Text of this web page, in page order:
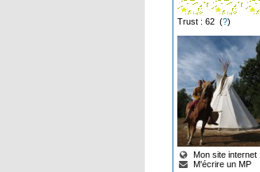
Trust : 62 (?)
Mon site internet
M'écrire un MP